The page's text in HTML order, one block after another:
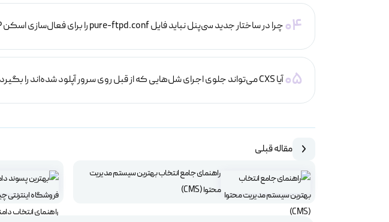
04چرا در ساختار جدید سی‌پنل نباید فایل pure-ftpd.conf را برای فعال‌سازی اسکن FTP به صورت دستی ویرایش کرد؟
05آیا CXS می‌تواند جلوی اجرای شل‌هایی که از قبل روی سرور آپلود شده‌اند را بگیرد؟
مقاله قبلی
راهنمای جامع انتخاب بهترین سیستم‌ مدیریت
محتوا (CMS)